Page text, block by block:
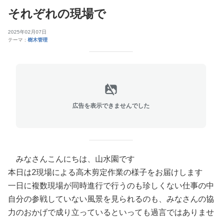
それぞれの現場で
2025年02月07日
テーマ： 樹木管理
広告を表示できませんでした
みなさんこんにちは、山水園です
本日は2現場による高木剪定作業の様子をお届けします
一日に複数現場が同時進行で行うのも珍しくない仕事の中
自分の参戦していない風景を見られるのも、みなさんの協
力のおかげで成り立っているといっても過言ではありませ